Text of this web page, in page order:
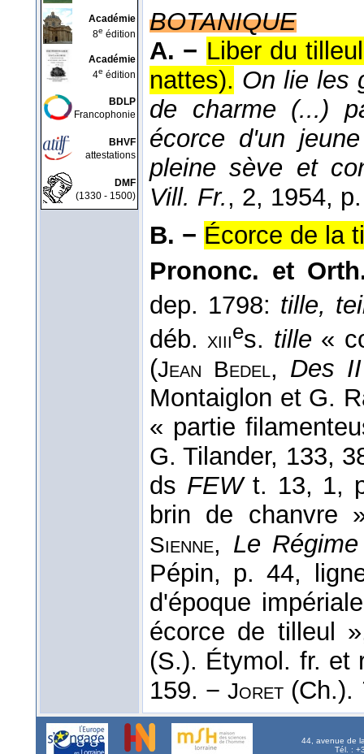
Académie
8e édition
Académie
4e édition
BDLP
Francophonie
BHVF
attestations
DMF
(1330 - 1500)
BOTANIQUE
A. − Liber du
nattes). On lie les
de charme (...)
écorce d'un
pleine sève et
Vill. Fr., 2, 1954,
B. − Écorce de la
Prononc. et
dep. 1798: tille,
déb.xiiies. tille «
(Jean Bedel, Des
Montaiglon et G.
« partie
G. Tilander, 133,
ds FEWt. 13, 1,
brin de chanvre
Sienne, Le
Pépin, p. 44,
d'époque
écorce de tilleul
(S.). Étymol. fr. et
159. − Joret (Ch.).
44, avenue de
Tél. :